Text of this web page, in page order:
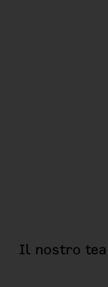
Il nostro